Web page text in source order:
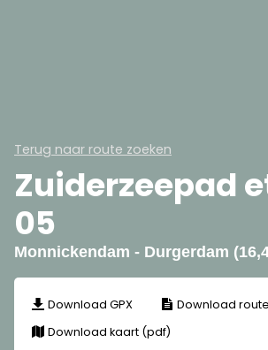
Terug naar route zoeken
Zuiderzeepad
05
Monnickendam - Durgerdam
Download GPX
Download
Download kaart (pdf)